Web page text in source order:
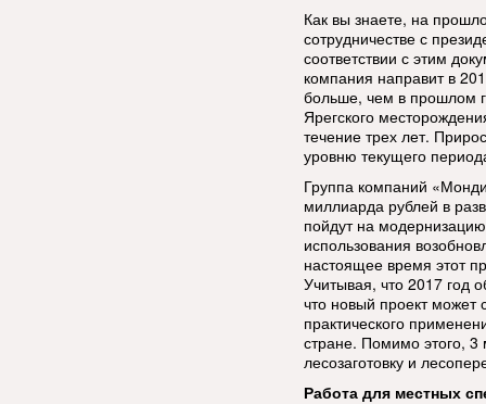
Как вы знаете, на
сотрудничестве с
соответствии с этим
компания направит в
больше, чем в прошлом
Ярегского
течение трех лет.
уровню текущего
Группа компаний
миллиарда рублей в
пойдут на
использования
настоящее время этот
Учитывая, что 2017 год
что новый проект
практического
стране. Помимо этого, 3
лесозаготовку и
Работа для местных